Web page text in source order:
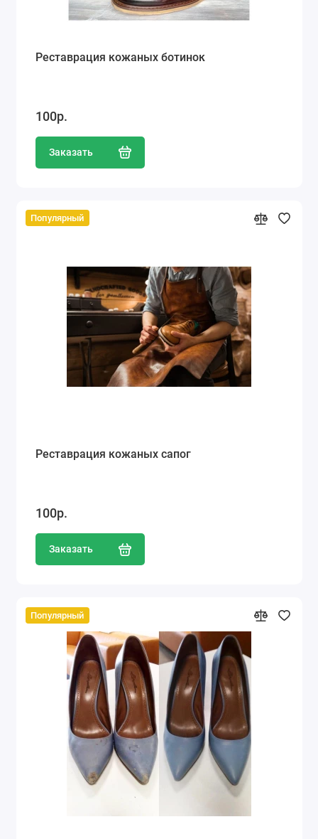
Реставрация кожаных ботинок
100р.
Заказать
Популярный
Реставрация кожаных сапог
100р.
Заказать
Популярный